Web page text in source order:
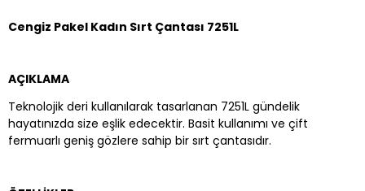
Cengiz Pakel Kadın Sırt Çantası 7251L
AÇIKLAMA
Teknolojik deri kullanılarak tasarlanan 7251L gündelik
hayatınızda size eşlik edecektir. Basit kullanımı ve çift
fermuarlı geniş gözlere sahip bir sırt çantasıdır.